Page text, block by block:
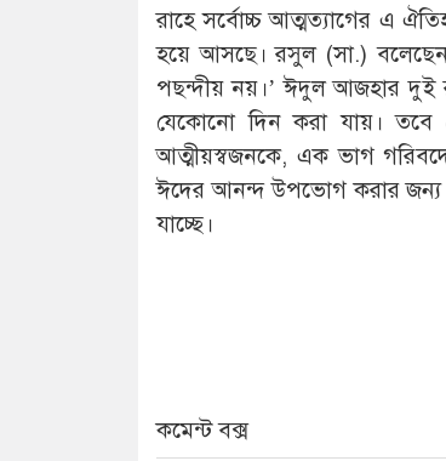
রাহে সর্বোচ্চ আত্মত্যাগের এ
হয়ে আসছে। রসুল (সা.)
পছন্দীয় নয়।’ ঈদুল আজহার দুই
যেকোনো দিন করা যায়।
আত্মীয়স্বজনকে, এক ভাগ
ঈদের আনন্দ উপভোগ করার জন্য
যাচ্ছে।
কমেন্ট বক্স